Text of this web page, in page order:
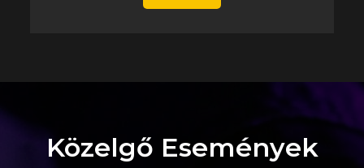
Közelgő Események